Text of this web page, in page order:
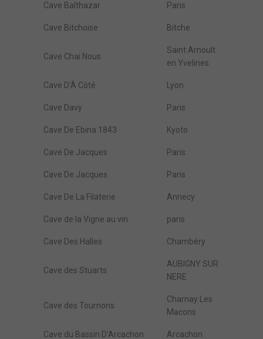
Cave Balthazar Paris
Cave Bitchoise Bitche
Cave Chai Nous
Saint Arnoult
en Yvelines
Cave D'À Côté Lyon
Cave Davy Paris
Cave De Ebina 1843 Kyoto
Cave De Jacques Paris
Cave De Jacques Paris
Cave De La Filaterie Annecy
Cave de la Vigne au vin paris
Cave Des Halles Chambéry
Cave des Stuarts
AUBIGNY SUR
NERE
Cave des Tournons
Charnay Les
Macons
Cave du Bassin D'Arcachon Arcachon